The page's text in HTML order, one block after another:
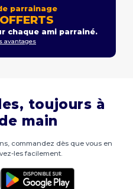
parrainage
chaque ami parrainé.
avantages
toujours à
main
commandez dès que vous en
les facilement.